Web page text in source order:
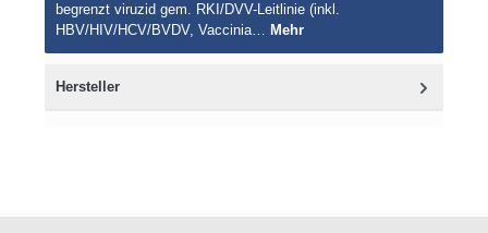
begrenzt viruzid gem. RKI/DVV-Leitlinie (inkl.
HBV/HIV/HCV/BVDV, Vaccinia… Mehr
Hersteller